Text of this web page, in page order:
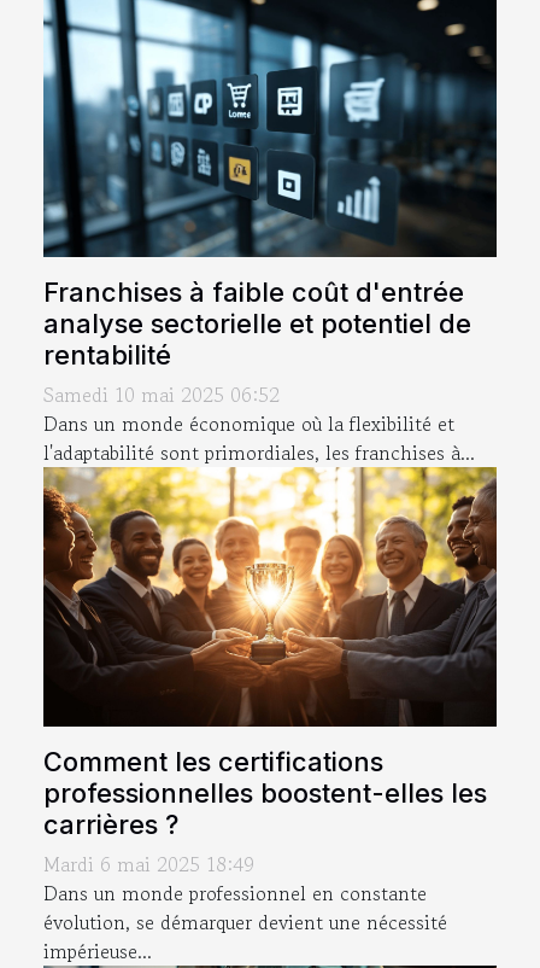
Franchises à faible coût d'entrée
analyse sectorielle et potentiel de
rentabilité
Samedi 10 mai 2025 06:52
Dans un monde économique où la flexibilité et
l'adaptabilité sont primordiales, les franchises à...
Comment les certifications
professionnelles boostent-elles les
carrières ?
Mardi 6 mai 2025 18:49
Dans un monde professionnel en constante
évolution, se démarquer devient une nécessité
impérieuse...